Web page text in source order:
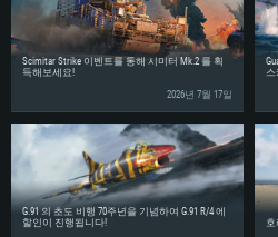
권장 사양
운영체제: Windows 10/11 (64 bit)
프로세서: Intel Core i5 또는 Ryzen 5 3600
메모리: 16 GB 이상
그래픽 카드: DirectX 11 이상을 지원하는
570 혹은 그 이상
네트워크: 브로드밴드 인터넷
여유 저장 공간: 62.2 GB (전체 클라이언트)
권장 사양
운영체제: Mac OS Big Sur 11.0
프로세서: Core i7 (Intel Xeon 은 지원하지
메모리: 8 GB
그래픽 카드: Metal을 지원하는 Radeon
네트워크: 브로드밴드 인터넷
여유 저장 공간: 62.2 GB (전체 클라이언트)
권장 사양
운영체제: Ubuntu 20.04 64bit
메모리: 16 GB
그래픽 카드: Vulkan 을 지원하고, 최신 그
1060 (6개월 미만) 혹은 그와 동급의 성능
지원하는 AMD RX 570 (6개월 미만; 최소
네트워크: 브로드밴드 인터넷
Scimitar Strike 이벤트를 통해 시미터 Mk.2 를 획
득해보세요!
2026년 7월 17일
G.91 의 초도 비행 70주년을 기념하여 G.91 R/4 에
할인이 진행됩니다!
호